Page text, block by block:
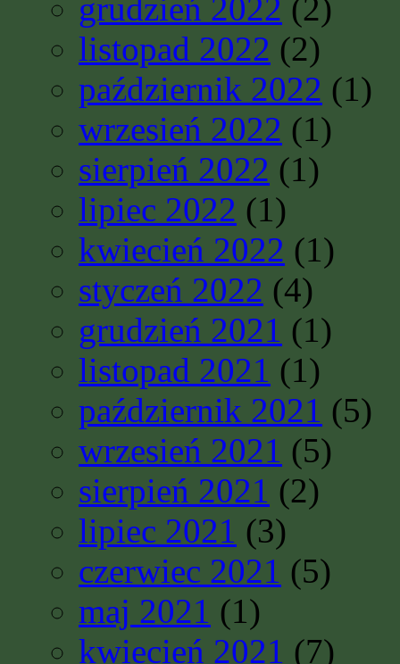
grudzień 2022 (2)
listopad 2022 (2)
październik 2022 (1)
wrzesień 2022 (1)
sierpień 2022 (1)
lipiec 2022 (1)
kwiecień 2022 (1)
styczeń 2022 (4)
grudzień 2021 (1)
listopad 2021 (1)
październik 2021 (5)
wrzesień 2021 (5)
sierpień 2021 (2)
lipiec 2021 (3)
czerwiec 2021 (5)
maj 2021 (1)
kwiecień 2021 (7)